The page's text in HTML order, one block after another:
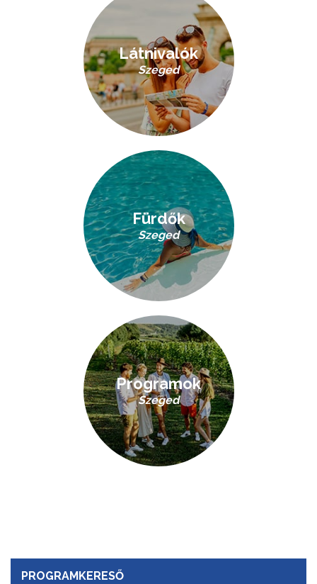
Látnivalók
Szeged
Fürdők
Szeged
Programok
Szeged
PROGRAMKERESŐ